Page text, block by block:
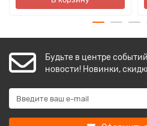
Будьте в центре
новости! Новинки,